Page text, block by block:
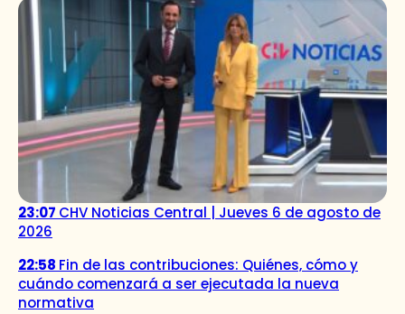
23:07 CHV Noticias Central | Jueves 6 de agosto de
2026
22:58 Fin de las contribuciones: Quiénes, cómo y
cuándo comenzará a ser ejecutada la nueva
normativa